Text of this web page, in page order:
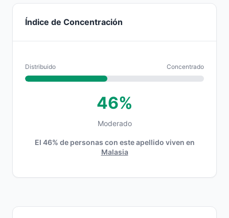
Índice de Concentración
Distribuido Concentrado
46%
Moderado
El 46% de personas con este apellido viven en
Malasia